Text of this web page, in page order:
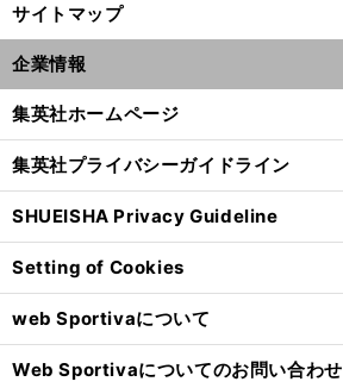
。
対
サイトマップ
企業情報
集英社ホームページ
集英社プライバシーガイドライン
SHUEISHA Privacy Guideline
Setting of Cookies
web Sportivaについて
Web Sportivaについてのお問い合わせ